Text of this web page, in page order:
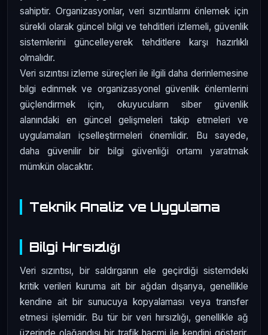
sahiptir. Organizasyonlar, veri sızıntılarını önlemek için
sürekli olarak güncel bilgi ve tehditleri izlemeli, güvenlik
sistemlerini güncelleyerek tehditlere karşı hazırlıklı
olmalıdır.
Veri sızıntısı izleme süreçleri ile ilgili daha derinlemesine
bilgi edinmek ve organizasyonel güvenlik önlemlerini
güçlendirmek için, okuyucuların siber güvenlik
alanındaki en güncel gelişmeleri takip etmeleri ve
uygulamaları içselleştirmeleri önemlidir. Bu sayede,
daha güvenilir bir bilgi güvenliği ortamı yaratmak
mümkün olacaktır.
Teknik Analiz ve Uygulama
Bilgi Hırsızlığı
Veri sızıntısı, bir saldırganın ele geçirdiği sistemdeki
kritik verileri kuruma ait bir ağdan dışarıya, genellikle
kendine ait bir sunucuya kopyalaması veya transfer
etmesi işlemidir. Bu tür bir veri hırsızlığı, genellikle ağ